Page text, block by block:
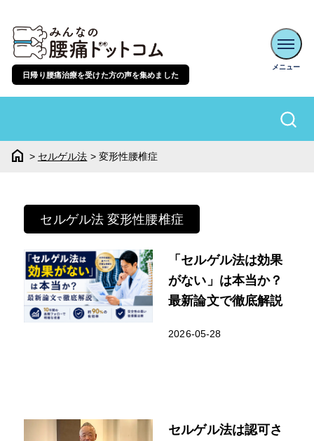
日帰り腰痛治療を受けた方の声を集めました
home > セルゲル法 > 変形性腰椎症
セルゲル法 変形性腰椎症
「セルゲル法は効果
がない」は本当か？
最新論文で徹底解説
2026-05-28
セルゲル法は認可さ